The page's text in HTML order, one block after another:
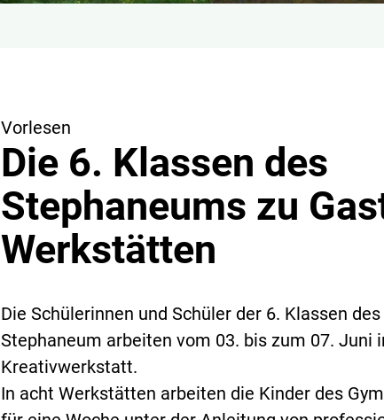
Vorlesen
Die 6. Klassen des
Stephaneums zu
Werkstätten
Die Schülerinnen und Schüler der 6. Klassen
Stephaneum arbeiten vom 03. bis zum 07. Juni
Kreativwerkstatt.
In acht Werkstätten arbeiten die Kinder des